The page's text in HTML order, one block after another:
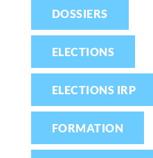
DOSSIERS
ELECTIONS
ELECTIONS IRP
FORMATION